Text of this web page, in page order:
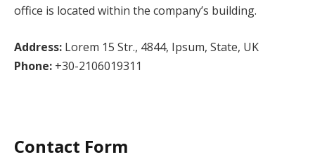
office is located within the company’s building.
Address: Lorem 15 Str., 4844, Ipsum, State, UK
Phone: +30-2106019311
Contact Form